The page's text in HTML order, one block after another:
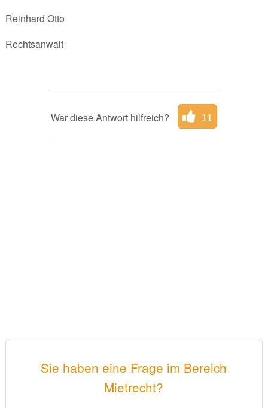
Reinhard Otto
Rechtsanwalt
War diese Antwort hilfreich? 11
Sie haben eine Frage im Bereich
Mietrecht?